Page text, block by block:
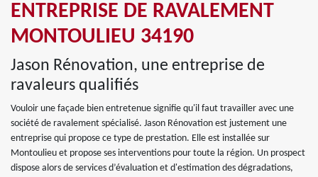
ENTREPRISE DE RAVALEMENT
MONTOULIEU 34190
Jason Rénovation, une entreprise de
ravaleurs qualifiés
Vouloir une façade bien entretenue signifie qu'il faut travailler avec une
société de ravalement spécialisé. Jason Rénovation est justement une
entreprise qui propose ce type de prestation. Elle est installée sur
Montoulieu et propose ses interventions pour toute la région. Un prospect
dispose alors de services d’évaluation et d'estimation des dégradations,